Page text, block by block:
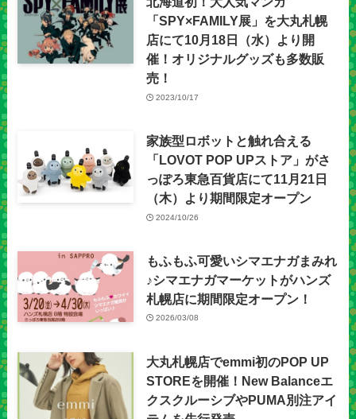
「SPY×FAMILY展」を大丸札幌
店にて10月18日（水）より開
催！オリジナルグッズも多数販
売！
2023/10/17
家族型ロボットと触れ合える
「LOVOT POP UPストア」がさ
っぽろ東急百貨店にて11月21日
（木）より期間限定オープン
2024/10/26
もふもふ可愛いシマエナガまみれ
♪シマエナガマーケットがハンズ
札幌店に期間限定オープン！
2026/03/08
大丸札幌店でemmi初のPOP UP
STOREを開催！New Balanceエ
クスクルーシブやPUMA別注アイ